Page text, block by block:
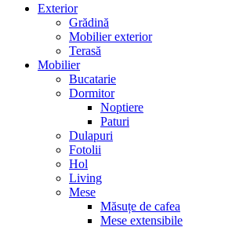
Exterior
Grădină
Mobilier exterior
Terasă
Mobilier
Bucatarie
Dormitor
Noptiere
Paturi
Dulapuri
Fotolii
Hol
Living
Mese
Măsuțe de cafea
Mese extensibile